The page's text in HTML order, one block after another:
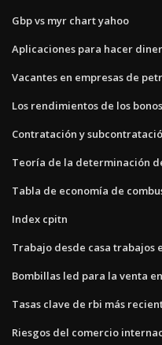
Gbp vs myr chart yahoo
Aplicaciones para hacer
Vacantes en empresas de
Los rendimientos de los
Contratación y
Teoría de la determinación
Tabla de economía de
Index cpitn
Trabajo desde casa trabajos
Bombillas led para la venta
Tasas clave de rbi más
Riesgos del comercio